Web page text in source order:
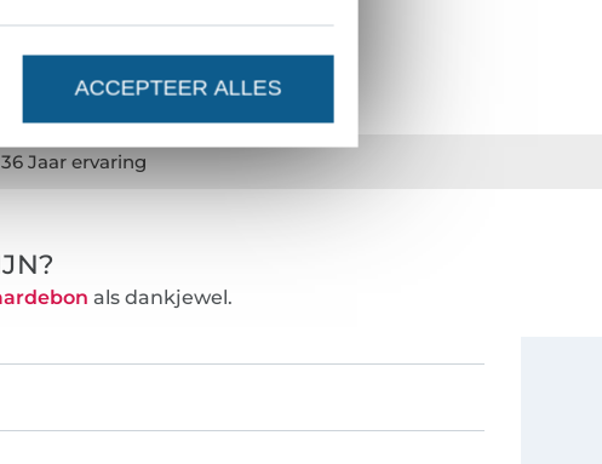
36 Jaar ervaring
als dankjewel.
ACCEPTEER ALLES